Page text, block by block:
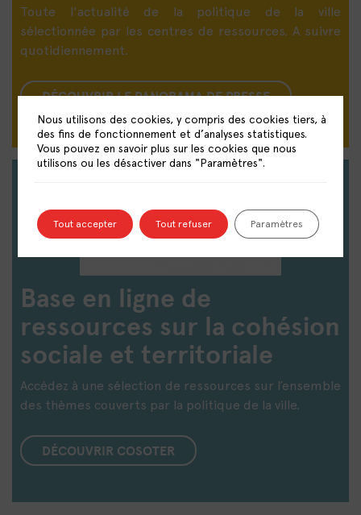
Toute l'actualité de la politique de la ville
sélectionnée par les centres de ressources. A suivre
quotidiennement.
DÉCOUVRIR LE PANORAMA DE PRESSE
Base en ligne de
ressources sur la cohésion
sociale et territoriale
Accédez à une sélection de ressources sur l’ensemble
des thèmes couverts par la politique de la ville.
DÉCOUVRIR COSOTER
Nous utilisons des cookies, y compris des cookies tiers, à
des fins de fonctionnement et d’analyses statistiques.
Vous pouvez en savoir plus sur les cookies que nous
utilisons ou les désactiver dans "Paramètres".
Tout accepter Tout refuser Paramètres